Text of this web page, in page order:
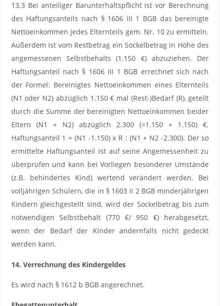
13.3 Bei anteiliger Barunterhaltspflicht ist vor Berechnung
des Haftungsanteils nach § 1606 III 1 BGB das bereinigte
Nettoeinkommen jedes Elternteils gem. Nr. 10 zu ermitteln.
Außerdem ist vom Restbetrag ein Sockelbetrag in Höhe des
angemessenen Selbstbehalts (1.150 €) abzuziehen. Der
Haftungsanteil nach § 1606 III 1 BGB errechnet sich nach
der Formel: Bereinigtes Nettoeinkommen eines Elternteils
(N1 oder N2) abzüglich 1.150 € mal (Rest-)Bedarf (R), geteilt
durch die Summe der bereinigten Nettoeinkommen beider
Eltern (N1 + N2) abzüglich 2.300 (=1.150 + 1.150) €.
Haftungsanteil 1 = (N1 -1.150) x R : (N1 + N2 -2.300). Der so
ermittelte Haftungsanteil ist auf seine Angemessenheit zu
überprüfen und kann bei Vorliegen besonderer Umstände
(z.B. behindertes Kind) wertend verändert werden. Bei
volljährigen Schülern, die in § 1603 II 2 BGB minderjährigen
Kindern gleichgestellt sind, wird der Sockelbetrag bis zum
notwendigen Selbstbehalt (770 €/ 950 €) herabgesetzt,
wenn der Bedarf der Kinder andernfalls nicht gedeckt
werden kann.
14. Verrechnung des Kindergeldes
Es wird nach § 1612 b BGB angerechnet.